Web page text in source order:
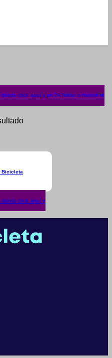
click aquí y en 24 horas o menos te
Bicicleta
dando click aquí y